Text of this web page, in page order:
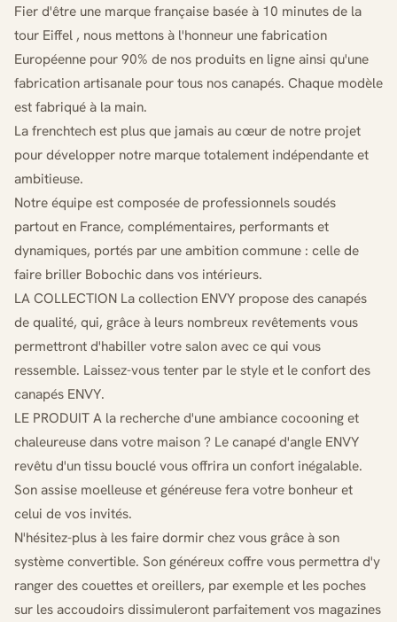
Fier d'être une marque française basée à 10 minutes de la
tour Eiffel , nous mettons à l'honneur une fabrication
Européenne pour 90% de nos produits en ligne ainsi qu'une
fabrication artisanale pour tous nos canapés. Chaque modèle
est fabriqué à la main.
La frenchtech est plus que jamais au cœur de notre projet
pour développer notre marque totalement indépendante et
ambitieuse.
Notre équipe est composée de professionnels soudés
partout en France, complémentaires, performants et
dynamiques, portés par une ambition commune : celle de
faire briller Bobochic dans vos intérieurs.
LA COLLECTION La collection ENVY propose des canapés
de qualité, qui, grâce à leurs nombreux revêtements vous
permettront d'habiller votre salon avec ce qui vous
ressemble. Laissez-vous tenter par le style et le confort des
canapés ENVY.
LE PRODUIT A la recherche d'une ambiance cocooning et
chaleureuse dans votre maison ? Le canapé d'angle ENVY
revêtu d'un tissu bouclé vous offrira un confort inégalable.
Son assise moelleuse et généreuse fera votre bonheur et
celui de vos invités.
N'hésitez-plus à les faire dormir chez vous grâce à son
système convertible. Son généreux coffre vous permettra d'y
ranger des couettes et oreillers, par exemple et les poches
sur les accoudoirs dissimuleront parfaitement vos magazines